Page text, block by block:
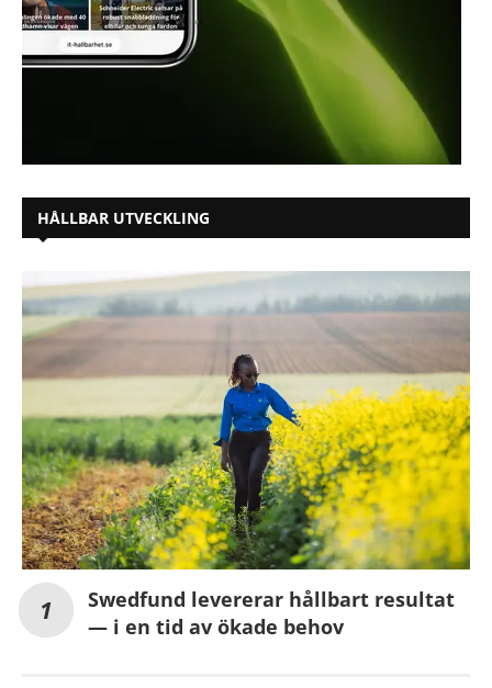
HÅLLBAR UTVECKLING
Swedfund levererar hållbart resultat
— i en tid av ökade behov